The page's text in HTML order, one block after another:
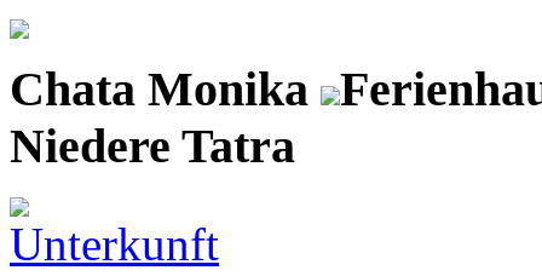
Chata Monika
Niedere Tatra